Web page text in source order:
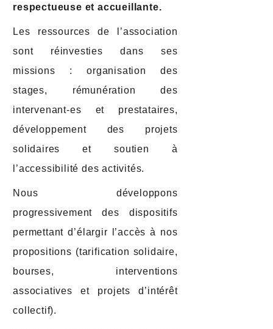
respectueuse et accueillante.
Les ressources de l’association
sont réinvesties dans ses
missions : organisation des
stages, rémunération des
intervenant-es et prestataires,
développement des projets
solidaires et soutien à
l’accessibilité des activités.
Nous développons
progressivement des dispositifs
permettant d’élargir l’accès à nos
propositions (tarification solidaire,
bourses, interventions
associatives et projets d’intérêt
collectif).